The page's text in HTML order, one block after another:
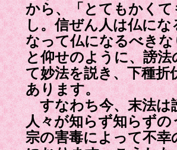
から、「とてもかく
し。信ぜん人は仏に
なって仏になるべき
と仰せのように、謗
て妙法を説き、下種
あります。
すなわち今、末法は
人々が知らず知らず
宗の害毒によって不